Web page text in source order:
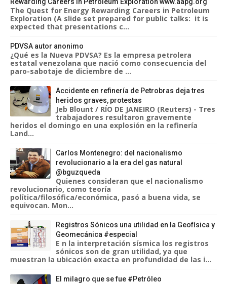
The Quest for Energy Rewarding Careers in Petroleum
Exploration (A slide set prepared for public talks: it is
expected that presentations c...
PDVSA autor anonimo
¿Qué es la Nueva PDVSA? Es la empresa petrolera
estatal venezolana que nació como consecuencia del
paro-sabotaje de diciembre de ...
Accidente en refinería de Petrobras deja tres
heridos graves, protestas
Jeb Blount / RÍO DE JANEIRO (Reuters) - Tres
trabajadores resultaron gravemente
heridos el domingo en una explosión en la refinería
Land...
Carlos Montenegro: del nacionalismo
revolucionario a la era del gas natural
@bguzqueda
Quienes consideran que el nacionalismo
revolucionario, como teoría
política/filosófica/económica, pasó a buena vida, se
equivocan. Mon...
Registros Sónicos una utilidad en la Geofísica y
Geomecánica #especial
E n la interpretación sísmica los registros
sónicos son de gran utilidad, ya que
muestran la ubicación exacta en profundidad de las i...
El milagro que se fue #Petróleo